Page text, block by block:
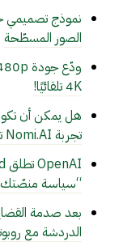
الصور المسطّحة
4K تلقائيًا!
هل يمكن أن
تجربة Nomi.AI تقول نعم!
“سياسة
الدردشة مع